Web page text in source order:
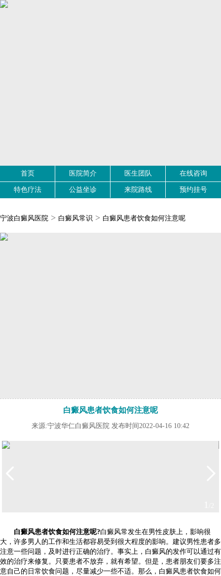
首页 医院简介 医生团队 在线咨询
特色疗法 公益坐诊 来院路线 预约挂号
宁波白癜风医院 > 白癜风常识 > 白癜风患者饮食如何注意呢
白癜风患者饮食如何注意呢
来源:宁波华仁白癜风医院 发布时间2022-04-16 10:42
白癜风患者饮食如何注意呢?白癜风常发生在男性皮肤上，影响很
大，许多男人的工作和生活都容易受到很大程度的影响。建议男性患者多
注意一些问题，及时进行正确的治疗。事实上，白癜风的发作可以通过有
效的治疗来修复。只要患者不放弃，就有希望。但是，患者朋友们要多注
意自己的日常饮食问题，尽量减少一些不适。那么，白癜风患者饮食如何